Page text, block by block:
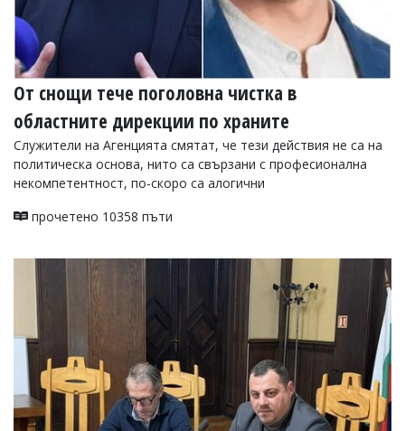
От снощи тече поголовна чистка в
областните дирекции по храните
Служители на Агенцията смятат, че тези действия не са на
политическа основа, нито са свързани с професионална
некомпетентност, по-скоро са алогични
прочетено 10358 пъти